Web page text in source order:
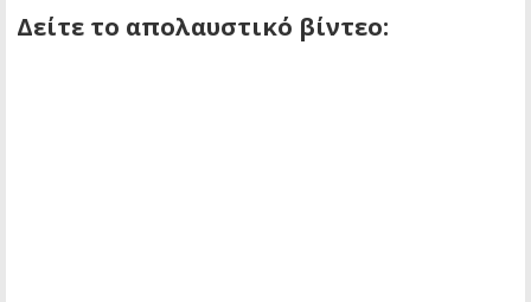
Δείτε το απολαυστικό βίντεο: